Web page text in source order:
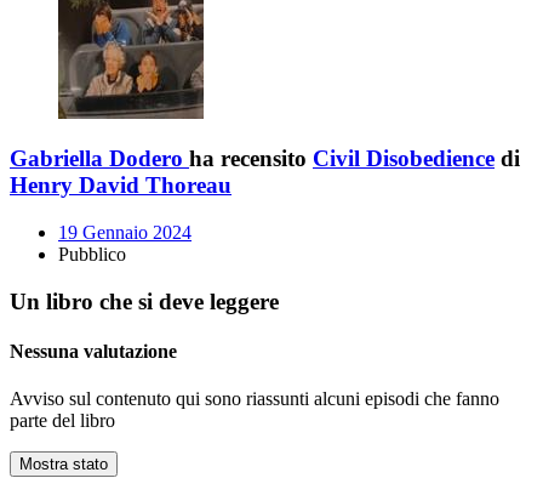
Gabriella Dodero ha recensito Civil Disobedience di
Henry David Thoreau
19 Gennaio 2024
Pubblico
Un libro che si deve leggere
Nessuna valutazione
Avviso sul contenuto qui sono riassunti alcuni episodi che fanno
parte del libro
Mostra stato